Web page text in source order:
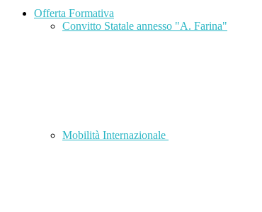
Offerta Formativa
Convitto Statale annesso "A. Farina"
Mobilità Internazionale